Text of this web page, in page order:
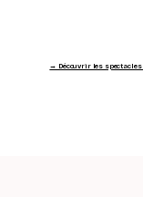
→ Découvrir les spectacles